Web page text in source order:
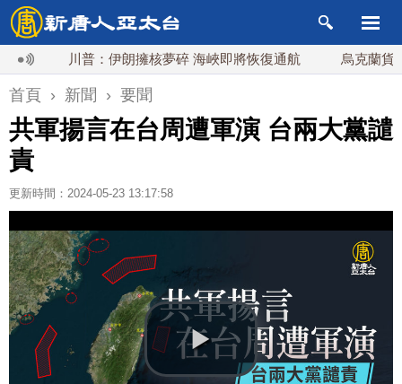
川普：伊朗擁核夢碎 海峽即將恢復通航 烏克蘭貨機旁
首頁 › 新聞 › 要聞
共軍揚言在台周遭軍演 台兩大黨譴
責
更新時間：2024-05-23 13:17:58